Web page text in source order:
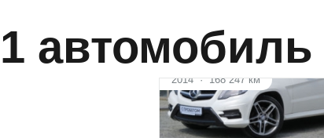
1
2014·168 247 км
Mercedes‑Benz GLK
3.5 л (249 л.с.), АКПП,